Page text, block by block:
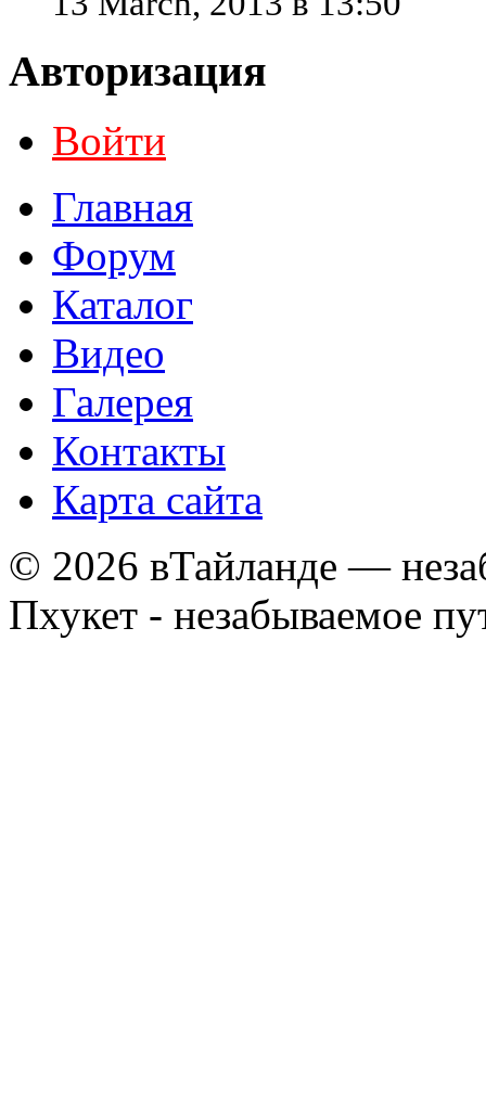
Авторизация
Войти
Главная
Форум
Каталог
Видео
Галерея
Контакты
Карта сайта
© 2026 вТайланде —
Пхукет - незабываемое